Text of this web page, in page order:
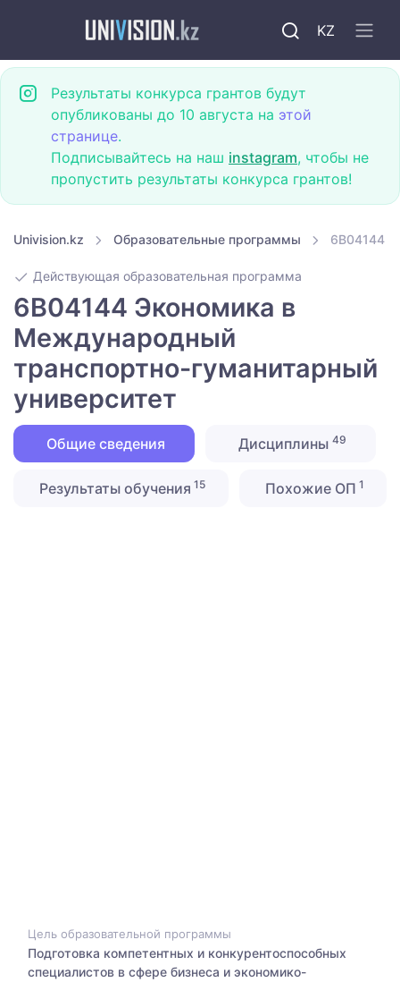
KZ
Результаты конкурса грантов будут
опубликованы до 10 августа на этой
странице.
Подписывайтесь на наш instagram, чтобы не
пропустить результаты конкурса грантов!
Univision.kz Образовательные программы 6B04144
Действующая образовательная программа
6B04144 Экономика в
Международный
транспортно-гуманитарный
университет
Общие сведения Дисциплины 49
Результаты обучения 15 Похожие ОП 1
Цель образовательной программы
Подготовка компетентных и конкурентоспособных
специалистов в сфере бизнеса и экономико-